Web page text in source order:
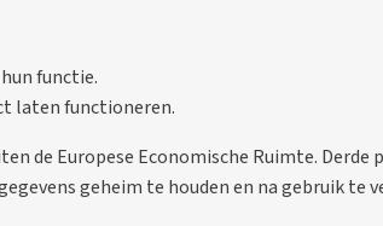
functie.
laten functioneren.
de Europese Economische Ruimte.
geheim te houden en na gebruik te